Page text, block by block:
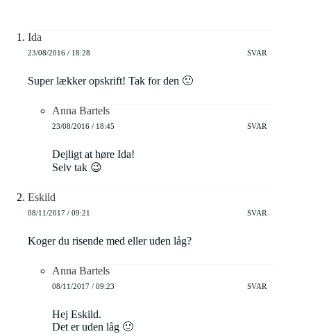
Ida
23/08/2016 / 18:28 SVAR
Super lækker opskrift! Tak for den 🙂
Anna Bartels
23/08/2016 / 18:45 SVAR
Dejligt at høre Ida!
Selv tak 😉
Eskild
08/11/2017 / 09:21 SVAR
Koger du risende med eller uden låg?
Anna Bartels
08/11/2017 / 09:23 SVAR
Hej Eskild.
Det er uden låg 🙂